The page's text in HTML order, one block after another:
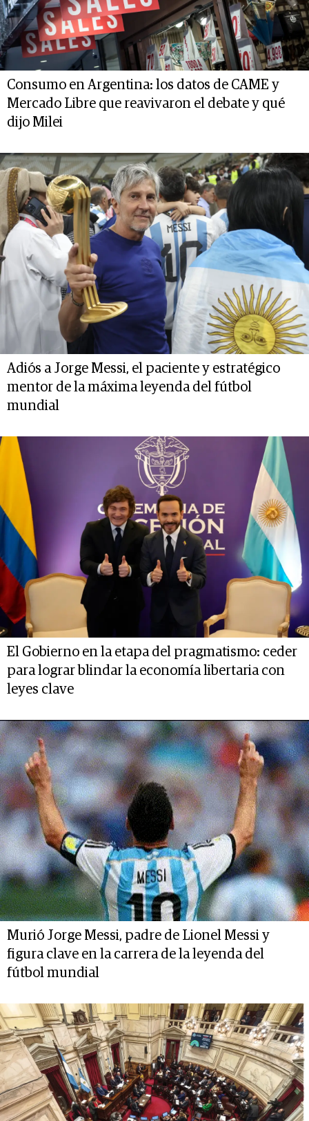
Consumo en Argentina: los datos de CAME y
Mercado Libre que reavivaron el debate y qué
dijo Milei
Adiós a Jorge Messi, el paciente y estratégico
mentor de la máxima leyenda del fútbol
mundial
El Gobierno en la etapa del pragmatismo: ceder
para lograr blindar la economía libertaria con
leyes clave
Murió Jorge Messi, padre de Lionel Messi y
figura clave en la carrera de la leyenda del
fútbol mundial